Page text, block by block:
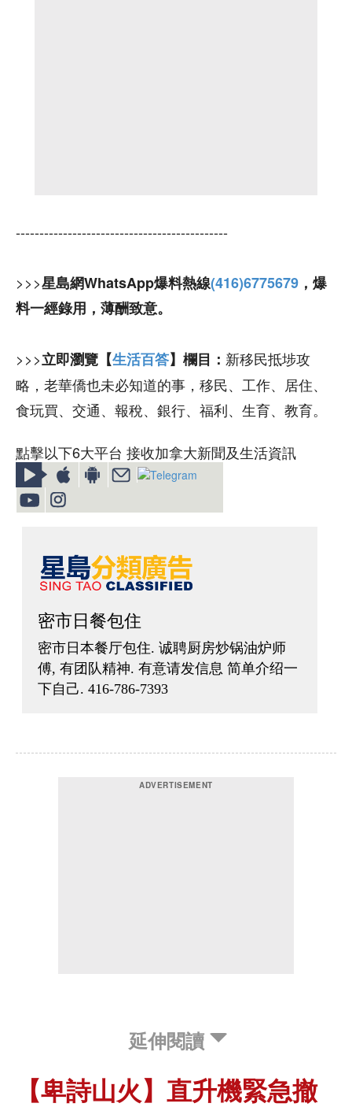
---------------------------------------------
>>>星島網WhatsApp爆料熱線(416)6775679 ，爆
料一經錄用，薄酬致意。
>>>立即瀏覽【生活百答】欄目： 新移民抵埗攻
略，老華僑也未必知道的事，移民、工作、居住、
食玩買、交通、報稅、銀行、福利、生育、教育。
點擊以下6大平台 接收加拿大新聞及生活資訊
延伸閱讀
【卑詩山火】直升機緊急撤